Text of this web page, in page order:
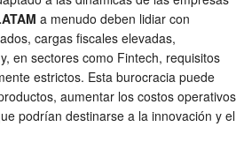
a menudo deben lidiar con
cargas fiscales elevadas,
en sectores como Fintech, requisitos
estrictos. Esta burocracia puede
aumentar los costos operativos
podrían destinarse a la innovación y el